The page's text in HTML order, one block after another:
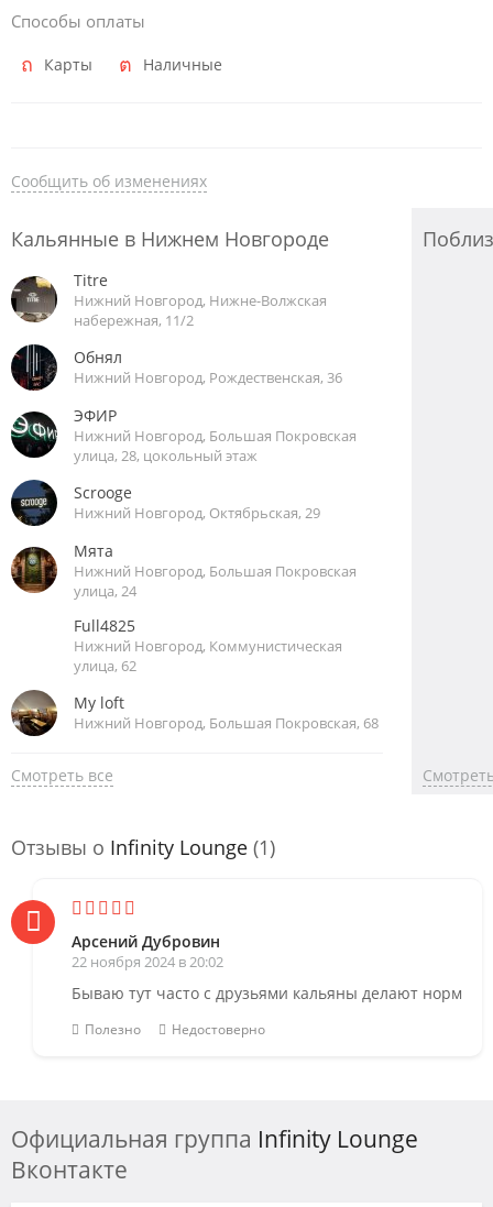
Способы оплаты
Карты Наличные
Сообщить об изменениях
Кальянные в Нижнем Новгороде
Titre
Нижний Новгород, Нижне-Волжская
набережная, 11/2
Обнял
Нижний Новгород, Рождественская, 36
ЭФИР
Нижний Новгород, Большая Покровская
улица, 28, цокольный этаж
Scrooge
Нижний Новгород, Октябрьская, 29
Мята
Нижний Новгород, Большая Покровская
улица, 24
Full4825
Нижний Новгород, Коммунистическая
улица, 62
My loft
Нижний Новгород, Большая Покровская, 68
Смотреть все
Отзывы о Infinity Lounge (1)
Арсений Дубровин
22 ноября 2024 в 20:02
Бываю тут часто с друзьями кальяны делают норм
Полезно Недостоверно
Официальная группа Infinity Lounge
Вконтакте